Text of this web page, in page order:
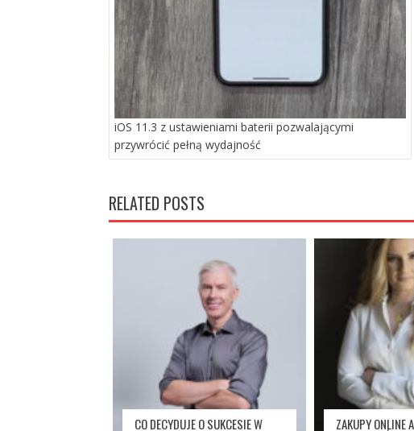
iOS 11.3 z ustawieniami baterii pozwalającymi
przywrócić pełną wydajność
RELATED POSTS
CO DECYDUJE O SUKCESIE W ZAKUPY ONLINE A